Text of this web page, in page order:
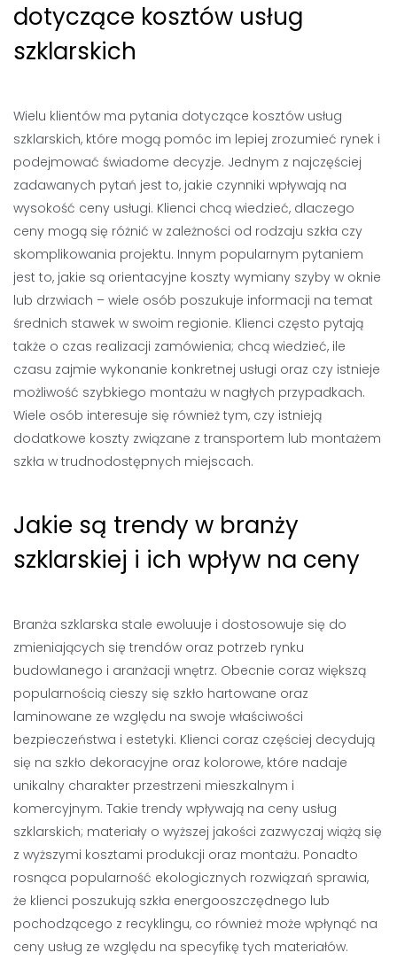
dotyczące kosztów usług
szklarskich
Wielu klientów ma pytania dotyczące kosztów usług
szklarskich, które mogą pomóc im lepiej zrozumieć rynek i
podejmować świadome decyzje. Jednym z najczęściej
zadawanych pytań jest to, jakie czynniki wpływają na
wysokość ceny usługi. Klienci chcą wiedzieć, dlaczego
ceny mogą się różnić w zależności od rodzaju szkła czy
skomplikowania projektu. Innym popularnym pytaniem
jest to, jakie są orientacyjne koszty wymiany szyby w oknie
lub drzwiach – wiele osób poszukuje informacji na temat
średnich stawek w swoim regionie. Klienci często pytają
także o czas realizacji zamówienia; chcą wiedzieć, ile
czasu zajmie wykonanie konkretnej usługi oraz czy istnieje
możliwość szybkiego montażu w nagłych przypadkach.
Wiele osób interesuje się również tym, czy istnieją
dodatkowe koszty związane z transportem lub montażem
szkła w trudnodostępnych miejscach.
Jakie są trendy w branży
szklarskiej i ich wpływ na ceny
Branża szklarska stale ewoluuje i dostosowuje się do
zmieniających się trendów oraz potrzeb rynku
budowlanego i aranżacji wnętrz. Obecnie coraz większą
popularnością cieszy się szkło hartowane oraz
laminowane ze względu na swoje właściwości
bezpieczeństwa i estetyki. Klienci coraz częściej decydują
się na szkło dekoracyjne oraz kolorowe, które nadaje
unikalny charakter przestrzeni mieszkalnym i
komercyjnym. Takie trendy wpływają na ceny usług
szklarskich; materiały o wyższej jakości zazwyczaj wiążą się
z wyższymi kosztami produkcji oraz montażu. Ponadto
rosnąca popularność ekologicznych rozwiązań sprawia,
że klienci poszukują szkła energooszczędnego lub
pochodzącego z recyklingu, co również może wpłynąć na
ceny usług ze względu na specyfikę tych materiałów.